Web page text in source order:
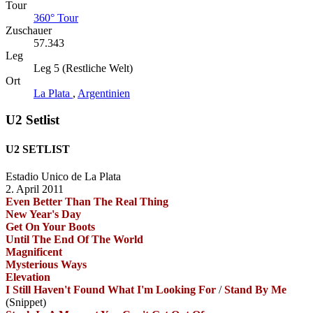
Tour
360° Tour
Zuschauer
57.343
Leg
Leg 5 (Restliche Welt)
Ort
La Plata , Argentinien
U2 Setlist
U2 SETLIST
Estadio Unico de La Plata
2. April 2011
Even Better Than The Real Thing
New Year's Day
Get On Your Boots
Until The End Of The World
Magnificent
Mysterious Ways
Elevation
I Still Haven't Found What I'm Looking For /Stand By Me
(Snippet)